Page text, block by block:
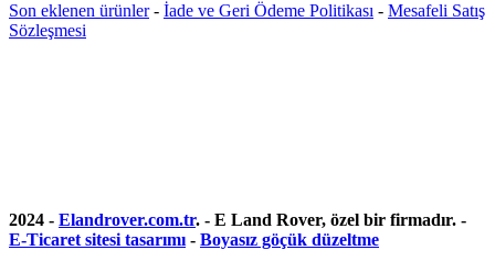
Son eklenen ürünler- İade ve Geri Ödeme Politikası - Mesafeli Satış
Sözleşmesi
2024 - Elandrover.com.tr. - E Land Rover, özel bir firmadır. -
E-Ticaret sitesi tasarımı- Boyasız göçük düzeltme